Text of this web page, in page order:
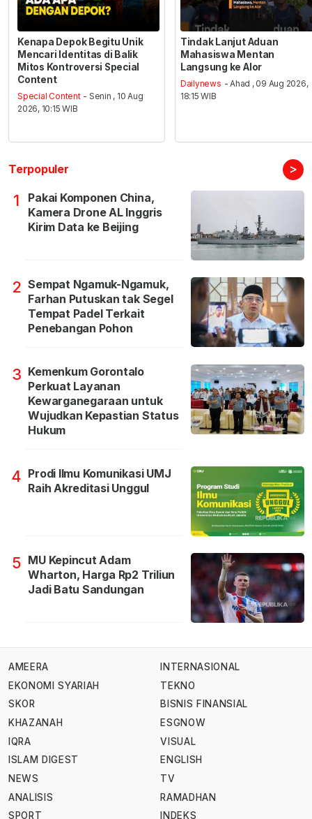
Kenapa Depok Begitu Unik
Mencari Identitas di Balik
Mitos Kontroversi Special
Content
Special Content - Senin , 10 Aug
2026, 10:15 WIB
Tindak Lanjut Aduan
Mahasiswa Mentan
Langsung ke Alor
Dailynews - Ahad , 09 Aug 2026,
18:15 WIB
Terpopuler >
1
Pakai Komponen China,
Kamera Drone AL Inggris
Kirim Data ke Beijing
2 Sempat Ngamuk-Ngamuk,
Farhan Putuskan tak Segel
Tempat Padel Terkait
Penebangan Pohon
3 Kemenkum Gorontalo
Perkuat Layanan
Kewarganegaraan untuk
Wujudkan Kepastian Status
Hukum
4 Prodi Ilmu Komunikasi UMJ
Raih Akreditasi Unggul
5 MU Kepincut Adam
Wharton, Harga Rp2 Triliun
Jadi Batu Sandungan
AMEERA
EKONOMI SYARIAH
SKOR
KHAZANAH
IQRA
ISLAM DIGEST
NEWS
ANALISIS
SPORT
INTERNASIONAL
TEKNO
BISNIS FINANSIAL
ESGNOW
VISUAL
ENGLISH
TV
RAMADHAN
INDEKS